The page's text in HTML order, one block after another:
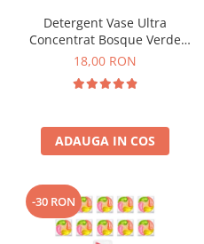
Detergent Vase Ultra
Concentrat Bosque Verde
Spania 1.3L
18,00 RON
ADAUGA IN COS
-30 RON